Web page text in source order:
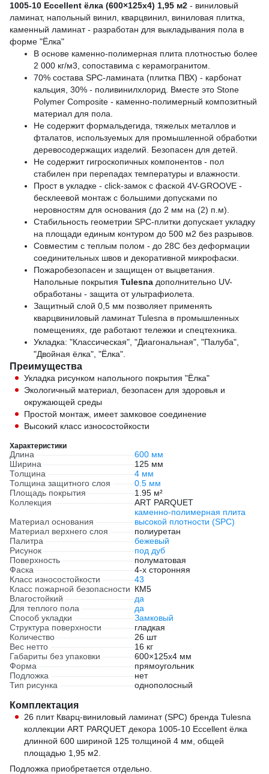
1005-10 Eccellent ёлка (600×125х4) 1,95 м2 - виниловый
ламинат, напольный винил, кварцвинил, виниловая плитка,
каменный ламинат - разработан для выкладывания пола в
форме "Ёлка"
В основе каменно-полимерная плита плотностью более
2 000 кг/м3, сопоставима с керамогранитом.
70% состава SPC-ламината (плитка ПВХ) - карбонат
кальция, 30% - поливинилхлорид. Вместе это Stone
Polymer Composite - каменно-полимерный композитный
материал для пола.
Не содержит формальдегида, тяжелых металлов и
фталатов, используемых для промышленной обработки
деревосодержащих изделий. Безопасен для детей.
Не содержит гигроскопичных компонентов - пол
стабилен при перепадах температуры и влажности.
Прост в укладке - click-замок с фаской 4V-GROOVE -
бесклеевой монтаж с большими допусками по
неровностям для основания (до 2 мм на (2) п.м).
Стабильность геометрии SPC-плитки допускает укладку
на площади единым контуром до 500 м2 без разрывов.
Совместим с теплым полом - до 28C без деформации
соединительных швов и декоративной микрофаски.
Пожаробезопасен и защищен от выцветания.
Напольные покрытия Tulesna дополнительно UV-
обработаны - защита от ультрафиолета.
Защитный слой 0,5 мм позволяет применять
кварцвиниловый ламинат Tulesna в промышленных
помещениях, где работают тележки и спецтехника.
Укладка: "Классическая", "Диагональная", "Палуба",
"Двойная ёлка", "Ёлка".
Преимущества
Укладка рисунком напольного покрытия "Ёлка"
Экологичный материал, безопасен для здоровья и
окружающей среды
Простой монтаж, имеет замковое соединение
Высокий класс износостойкости
Характеристики
Длина
600 мм
Ширина
125 мм
Толщина
4 мм
Толщина защитного слоя
0.5 мм
Площадь покрытия
1.95 м²
Коллекция
ART PARQUET
Материал основания
каменно-полимерная плита
высокой плотности (SPC)
Материал верхнего слоя
полиуретан
Палитра
бежевый
Рисунок
под дуб
Поверхность
полуматовая
Фаска
4-х сторонняя
Класс износостойкости
43
Класс пожарной безопасности КМ5
Влагостойкий
да
Для теплого пола
да
Способ укладки
Замковый
Структура поверхности
гладкая
Количество
26 шт
Вес нетто
16 кг
Габариты без упаковки
600×125х4 мм
Форма
прямоугольник
Подложка
нет
Тип рисунка
однополосный
Комплектация
26 плит Кварц-виниловый ламинат (SPC) бренда Tulesna
коллекции ART PARQUET декора 1005-10 Eccellent ёлка
длинной 600 шириной 125 толщиной 4 мм, общей
площадью 1,95 м2.
Подложка приобретается отдельно.